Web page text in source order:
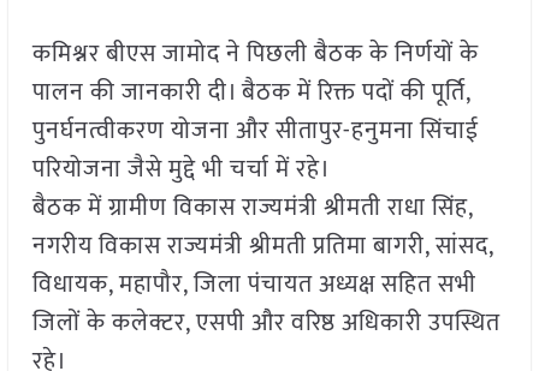
कमिश्नर बीएस जामोद ने पिछली बैठक के निर्णयों के
पालन की जानकारी दी। बैठक में रिक्त पदों की पूर्ति,
पुनर्घनत्वीकरण योजना और सीतापुर-हनुमना सिंचाई
परियोजना जैसे मुद्दे भी चर्चा में रहे।
बैठक में ग्रामीण विकास राज्यमंत्री श्रीमती राधा सिंह,
नगरीय विकास राज्यमंत्री श्रीमती प्रतिमा बागरी, सांसद,
विधायक, महापौर, जिला पंचायत अध्यक्ष सहित सभी
जिलों के कलेक्टर, एसपी और वरिष्ठ अधिकारी उपस्थित
रहे।